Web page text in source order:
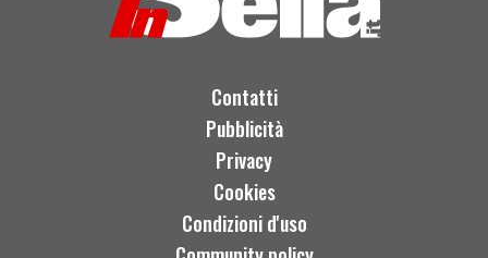
Contatti
Pubblicità
Privacy
Cookies
Condizioni d'uso